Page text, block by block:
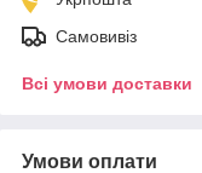
Самовивіз
Всі умови доставки
Умови оплати